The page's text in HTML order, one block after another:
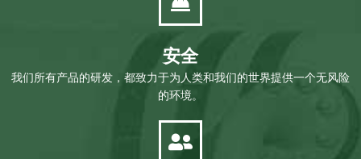
安全
我们所有产品的研发，都致力于为人类和我们的世界提供一个无风险
的环境。